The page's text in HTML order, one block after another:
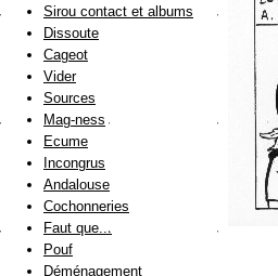
Sirou contact et albums
Dissoute
Cageot
Vider
Sources
Mag-ness
Ecume
Incongrus
Andalouse
Cochonneries
Faut que...
Pouf
Déménagement